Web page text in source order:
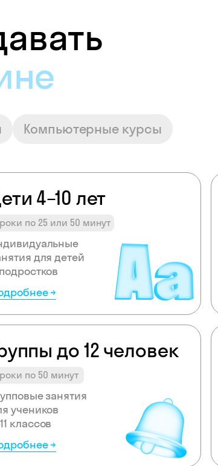
Компьютерные курсы
4–10 лет
по 25 или 50 минут
для детей
→
занятия
учеников
классов
по 50 минут
до 12 человек
→